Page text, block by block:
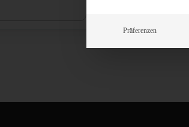
Präferenzen